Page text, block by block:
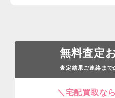
無料査定
査定結果ご連絡まで
＼宅配買取な